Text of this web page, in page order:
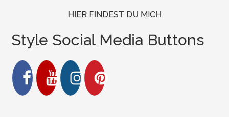
HIER FINDEST DU MICH
Style Social Media Buttons